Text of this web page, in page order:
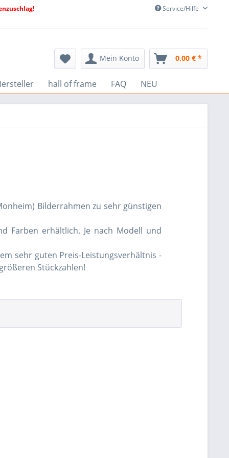
Service/Hilfe
Mein Konto 0,00 € *
hall of frame FAQ NEU
Bilderrahmen zu sehr günstigen
Farben erhältlich. Je nach Modell und
sehr guten Preis-Leistungsverhältnis -
Stückzahlen!